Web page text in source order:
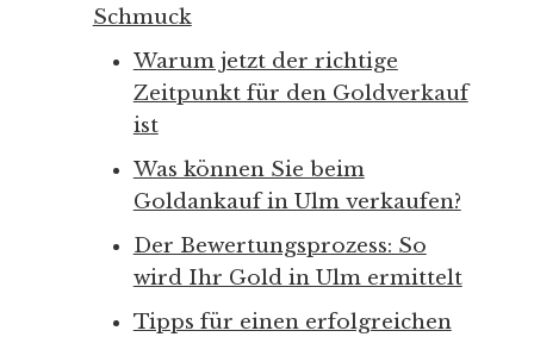
Schmuck
Warum jetzt der richtige
Zeitpunkt für den Goldverkauf
ist
Was können Sie beim
Goldankauf in Ulm verkaufen?
Der Bewertungsprozess: So
wird Ihr Gold in Ulm ermittelt
Tipps für einen erfolgreichen